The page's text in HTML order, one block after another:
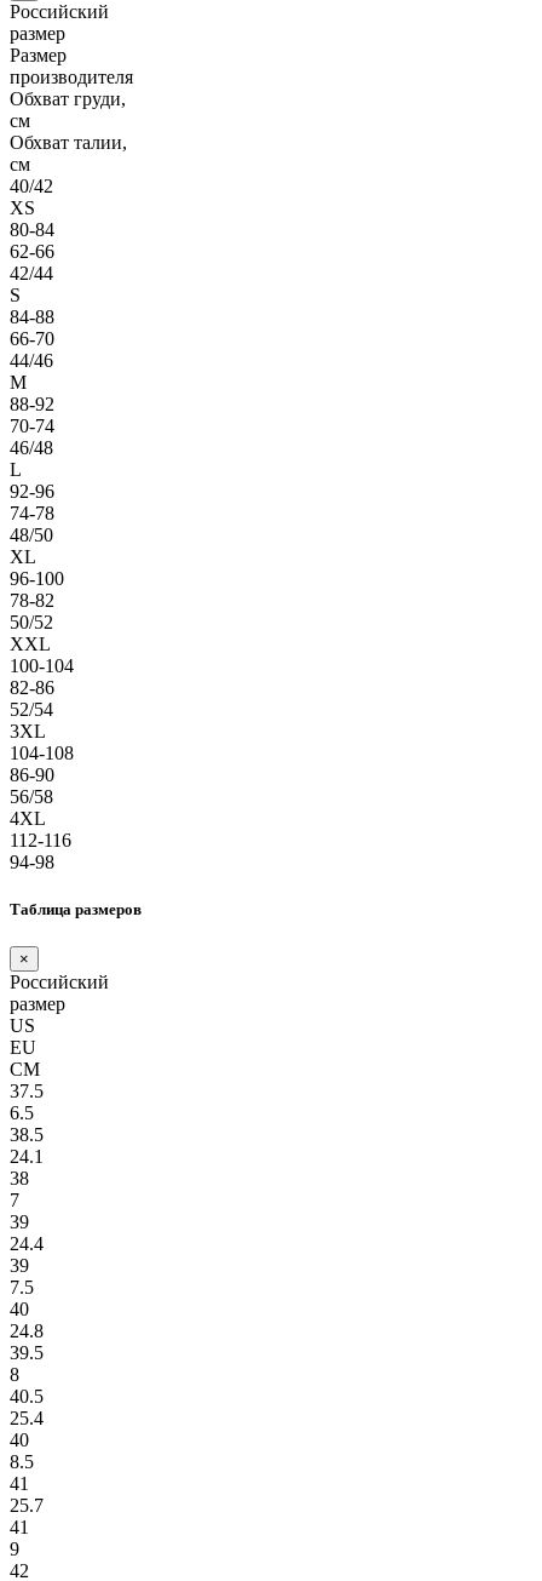
Российский
размер
Размер
производителя
Обхват груди,
см
Обхват талии,
см
40/42
XS
80-84
62-66
42/44
S
84-88
66-70
44/46
M
88-92
70-74
46/48
L
92-96
74-78
48/50
XL
96-100
78-82
50/52
XXL
100-104
82-86
52/54
3XL
104-108
86-90
56/58
4XL
112-116
94-98
Таблица размеров
×
Российский
размер
US
EU
СМ
37.5
6.5
38.5
24.1
38
7
39
24.4
39
7.5
40
24.8
39.5
8
40.5
25.4
40
8.5
41
25.7
41
9
42